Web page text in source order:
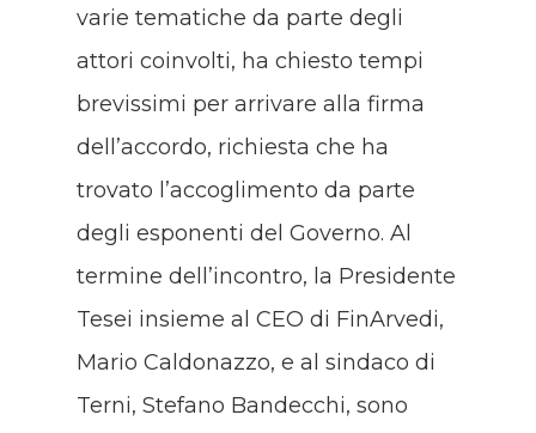
varie tematiche da parte degli
attori coinvolti, ha chiesto tempi
brevissimi per arrivare alla firma
dell’accordo, richiesta che ha
trovato l’accoglimento da parte
degli esponenti del Governo. Al
termine dell’incontro, la Presidente
Tesei insieme al CEO di FinArvedi,
Mario Caldonazzo, e al sindaco di
Terni, Stefano Bandecchi, sono